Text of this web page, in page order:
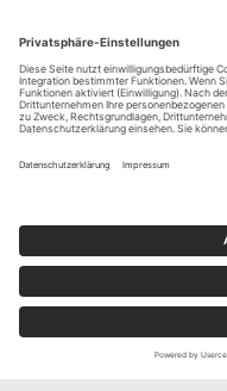
Total Views:616.242
Besucher gesamt: